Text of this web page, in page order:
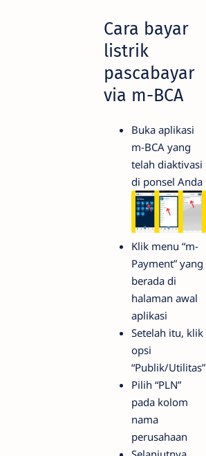
Cara bayar
listrik
pascabayar
via m-BCA
Buka aplikasi
m-BCA yang
telah diaktivasi
di ponsel Anda
Klik menu “m-
Payment” yang
berada di
halaman awal
aplikasi
Setelah itu, klik
opsi
“Publik/Utilitas”
Pilih “PLN”
pada kolom
nama
perusahaan